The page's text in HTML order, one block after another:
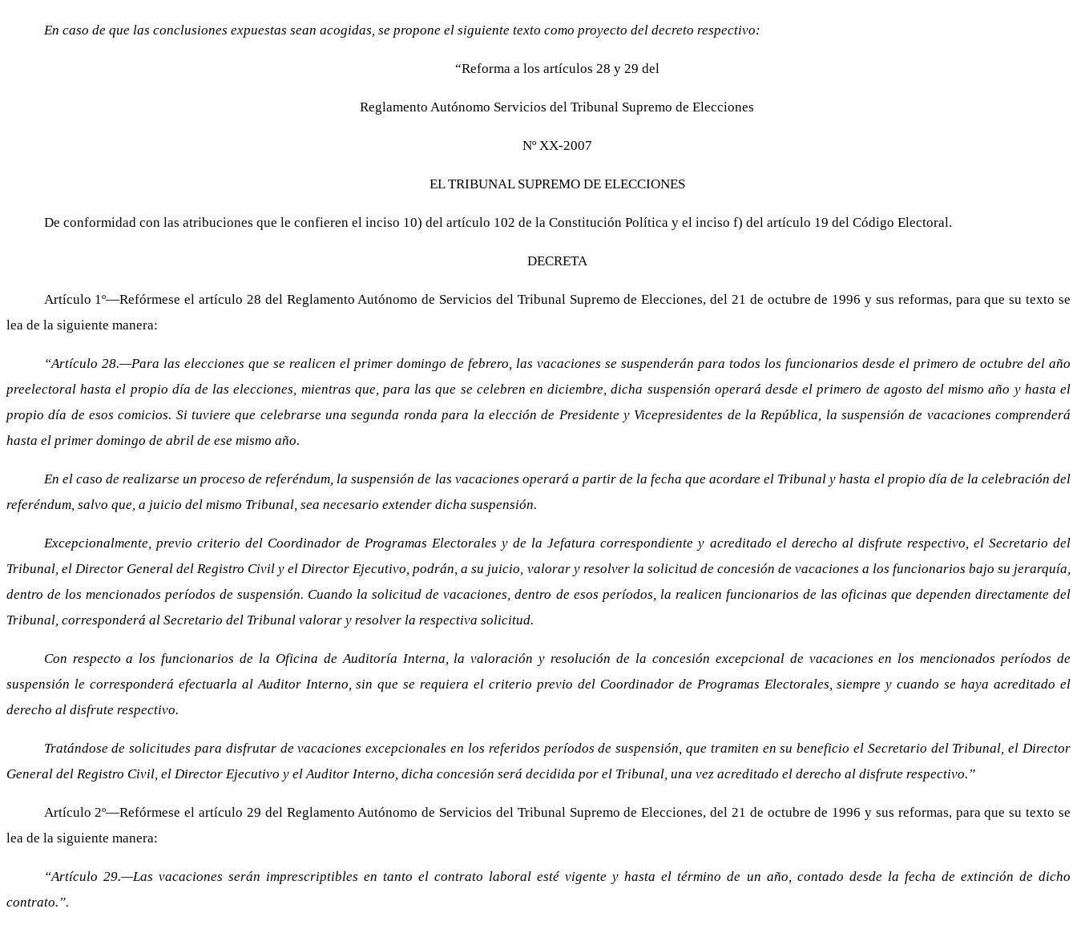
En caso de que las conclusiones expuestas sean acogidas, se propone el siguiente texto como proyecto del decreto respectivo:
“Reforma a los artículos 28 y 29 del
Reglamento Autónomo Servicios del Tribunal Supremo de Elecciones
Nº XX-2007
EL TRIBUNAL SUPREMO DE ELECCIONES
De conformidad con las atribuciones que le confieren el inciso 10) del artículo 102 de la Constitución Política y el inciso f) del artículo 19 del Código Electoral.
DECRETA
Artículo 1º—Refórmese el artículo 28 del Reglamento Autónomo de Servicios del Tribunal Supremo de Elecciones, del 21 de octubre de 1996 y sus reformas, para que su texto se
lea de la siguiente manera:
“Artículo 28.—Para las elecciones que se realicen el primer domingo de febrero, las vacaciones se suspenderán para todos los funcionarios desde el primero de octubre del año
preelectoral hasta el propio día de las elecciones, mientras que, para las que se celebren en diciembre, dicha suspensión operará desde el primero de agosto del mismo año y hasta el
propio día de esos comicios. Si tuviere que celebrarse una segunda ronda para la elección de Presidente y Vicepresidentes de la República, la suspensión de vacaciones comprenderá
hasta el primer domingo de abril de ese mismo año.
En el caso de realizarse un proceso de referéndum, la suspensión de las vacaciones operará a partir de la fecha que acordare el Tribunal y hasta el propio día de la celebración del
referéndum, salvo que, a juicio del mismo Tribunal, sea necesario extender dicha suspensión.
Excepcionalmente, previo criterio del Coordinador de Programas Electorales y de la Jefatura correspondiente y acreditado el derecho al disfrute respectivo, el Secretario del
Tribunal, el Director General del Registro Civil y el Director Ejecutivo, podrán, a su juicio, valorar y resolver la solicitud de concesión de vacaciones a los funcionarios bajo su jerarquía,
dentro de los mencionados períodos de suspensión. Cuando la solicitud de vacaciones, dentro de esos períodos, la realicen funcionarios de las oficinas que dependen directamente del
Tribunal, corresponderá al Secretario del Tribunal valorar y resolver la respectiva solicitud.
Con respecto a los funcionarios de la Oficina de Auditoría Interna, la valoración y resolución de la concesión excepcional de vacaciones en los mencionados períodos de
suspensión le corresponderá efectuarla al Auditor Interno, sin que se requiera el criterio previo del Coordinador de Programas Electorales, siempre y cuando se haya acreditado el
derecho al disfrute respectivo.
Tratándose de solicitudes para disfrutar de vacaciones excepcionales en los referidos períodos de suspensión, que tramiten en su beneficio el Secretario del Tribunal, el Director
General del Registro Civil, el Director Ejecutivo y el Auditor Interno, dicha concesión será decidida por el Tribunal, una vez acreditado el derecho al disfrute respectivo.”
Artículo 2º—Refórmese el artículo 29 del Reglamento Autónomo de Servicios del Tribunal Supremo de Elecciones, del 21 de octubre de 1996 y sus reformas, para que su texto se
lea de la siguiente manera:
“Artículo 29.—Las vacaciones serán imprescriptibles en tanto el contrato laboral esté vigente y hasta el término de un año, contado desde la fecha de extinción de dicho
contrato.”.